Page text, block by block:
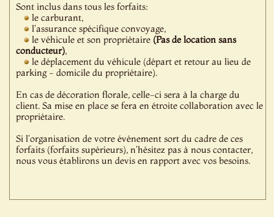
Sont inclus dans tous les forfaits:
le carburant,
l'assurance spécifique convoyage,
le véhicule et son propriétaire (Pas de location sans
conducteur),
le déplacement du véhicule (départ et retour au lieu de
parking - domicile du propriétaire).
En cas de décoration florale, celle-ci sera à la charge du
client. Sa mise en place se fera en étroite collaboration avec le
propriétaire.
Si l'organisation de votre événement sort du cadre de ces
forfaits (forfaits supérieurs), n'hésitez pas à nous contacter,
nous vous établirons un devis en rapport avec vos besoins.